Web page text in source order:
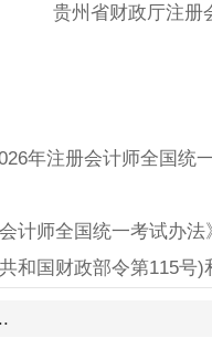
贵州省财政厅注册
年注册会计师全国统
计师全国统一考试办法
和国财政部令第115号
委员会关于印发<2026年